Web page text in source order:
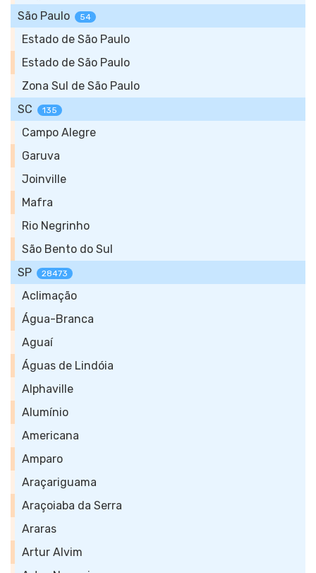
São Paulo
54
Estado de São Paulo
Estado de São Paulo
Zona Sul de São Paulo
SC
135
Campo Alegre
Garuva
Joinville
Mafra
Rio Negrinho
São Bento do Sul
SP
28473
Aclimação
Água-Branca
Aguaí
Águas de Lindóia
Alphaville
Alumínio
Americana
Amparo
Araçariguama
Araçoiaba da Serra
Araras
Artur Alvim